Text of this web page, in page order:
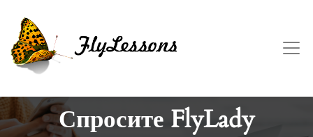
Спросите FlyLady